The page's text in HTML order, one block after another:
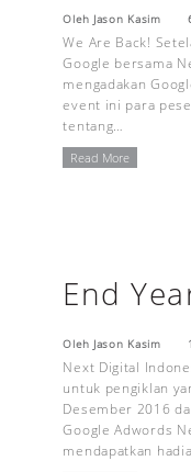
Oleh Jason Kasim
We Are Back!
Google bersama
mengadakan
event ini para
tentang…
Read More
End
Oleh Jason Kasim
Next Digital
untuk pengiklan
Desember 2016
Google Adwords
mendapatkan